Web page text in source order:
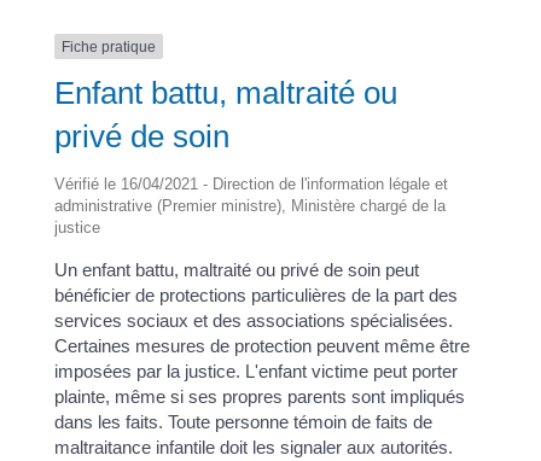
Fiche pratique
Enfant battu, maltraité ou
privé de soin
Vérifié le 16/04/2021 - Direction de l'information légale et
administrative (Premier ministre), Ministère chargé de la
justice
Un enfant battu, maltraité ou privé de soin peut
bénéficier de protections particulières de la part des
services sociaux et des associations spécialisées.
Certaines mesures de protection peuvent même être
imposées par la justice. L'enfant victime peut porter
plainte, même si ses propres parents sont impliqués
dans les faits. Toute personne témoin de faits de
maltraitance infantile doit les signaler aux autorités.